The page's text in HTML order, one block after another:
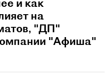
и как
на
"ДП"
"Афиша"